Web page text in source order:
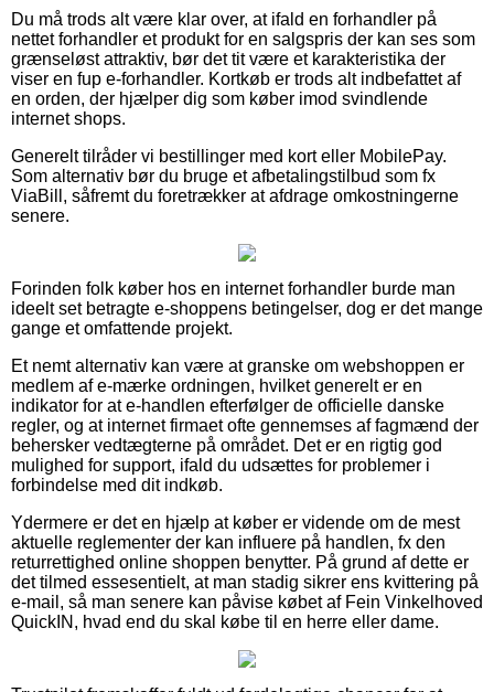
Du må trods alt være klar over, at ifald en forhandler på
nettet forhandler et produkt for en salgspris der kan ses som
grænseløst attraktiv, bør det tit være et karakteristika der
viser en fup e-forhandler. Kortkøb er trods alt indbefattet af
en orden, der hjælper dig som køber imod svindlende
internet shops.
Generelt tilråder vi bestillinger med kort eller MobilePay.
Som alternativ bør du bruge et afbetalingstilbud som fx
ViaBill, såfremt du foretrækker at afdrage omkostningerne
senere.
Forinden folk køber hos en internet forhandler burde man
ideelt set betragte e-shoppens betingelser, dog er det mange
gange et omfattende projekt.
Et nemt alternativ kan være at granske om webshoppen er
medlem af e-mærke ordningen, hvilket generelt er en
indikator for at e-handlen efterfølger de officielle danske
regler, og at internet firmaet ofte gennemses af fagmænd der
behersker vedtægterne på området. Det er en rigtig god
mulighed for support, ifald du udsættes for problemer i
forbindelse med dit indkøb.
Ydermere er det en hjælp at køber er vidende om de mest
aktuelle reglementer der kan influere på handlen, fx den
returrettighed online shoppen benytter. På grund af dette er
det tilmed essesentielt, at man stadig sikrer ens kvittering på
e-mail, så man senere kan påvise købet af Fein Vinkelhoved
QuickIN, hvad end du skal købe til en herre eller dame.